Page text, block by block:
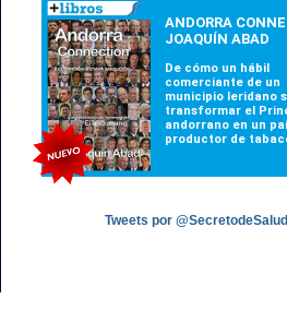
Tweets por @SecretodeSalud